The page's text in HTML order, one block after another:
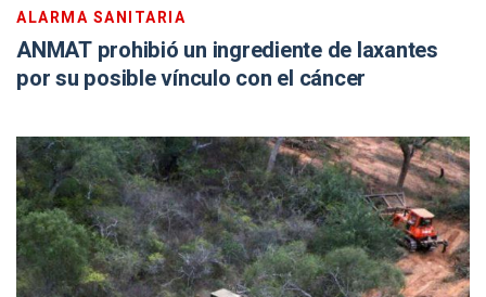
ALARMA SANITARIA
ANMAT prohibió un ingrediente de laxantes
por su posible vínculo con el cáncer